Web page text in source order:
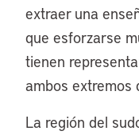
extraer una
que esforzarse
tienen
ambos extremos
La región del